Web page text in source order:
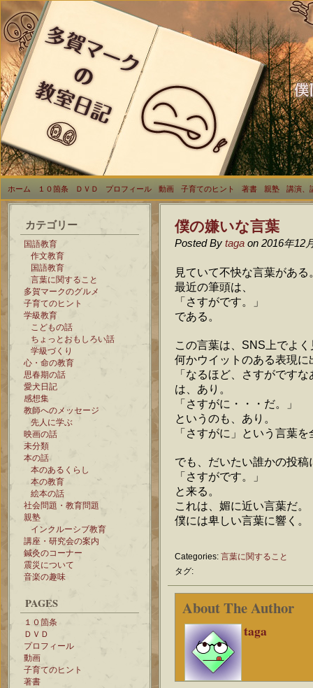
ホーム １０箇条 ＤＶＤ プロフィール 動画 子育てのヒント 著書 親塾 講演、
カテゴリー
国語教育
作文教育
国語教育
言葉に関すること
多賀マークのグルメ
子育てのヒント
学級教育
こどもの話
ちょっとおもしろい話
学級づくり
心・命の教育
思春期の話
愛犬日記
感想集
教師へのメッセージ
先人に学ぶ
映画の話
未分類
本の話
本のあるくらし
本の教育
絵本の話
社会問題・教育問題
親塾
インクルーシブ教育
講座・研究会の案内
鍼灸のコーナー
震災について
音楽の趣味
PAGES
１０箇条
ＤＶＤ
プロフィール
動画
子育てのヒント
著書
僕の嫌いな言葉
Posted By taga on 2016年12
見ていて不快な言葉がある
最近の筆頭は、
「さすがです。」
である。
この言葉は、SNS上でよ
何かウイットのある表現に
「なるほど、さすがですな
は、あり。
「さすがに・・・だ。」
というのも、あり。
「さすがに」という言葉
でも、だいたい誰かの投稿
「さすがです。」
と来る。
これは、媚に近い言葉だ。
僕には卑しい言葉に響く。
Categories: 言葉に関すること
タグ:
About The Author
taga